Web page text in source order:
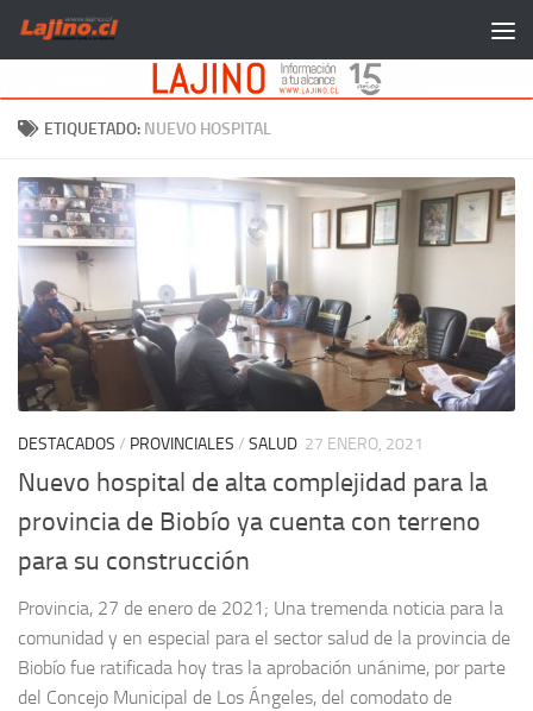
Saltar al contenido
ETIQUETADO: NUEVO HOSPITAL
DESTACADOS / PROVINCIALES / SALUD 27 ENERO, 2021
Nuevo hospital de alta complejidad para la
provincia de Biobío ya cuenta con terreno
para su construcción
Provincia, 27 de enero de 2021; Una tremenda noticia para la
comunidad y en especial para el sector salud de la provincia de
Biobío fue ratificada hoy tras la aprobación unánime, por parte
del Concejo Municipal de Los Ángeles, del comodato de